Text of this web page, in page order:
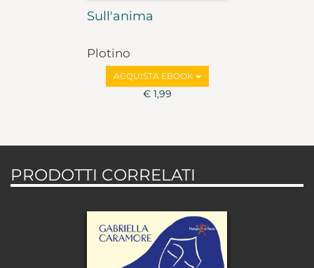
Sull'anima
Plotino
ACQUISTA EBOOK
€ 1,99
PRODOTTI CORRELATI